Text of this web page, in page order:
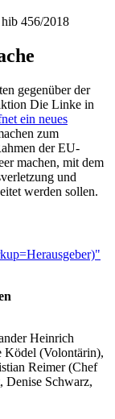
456/2018
gegenüber der
Die Linke in
ein neues
zum
der EU-
machen, mit dem
und
werden sollen.
Heinrich
Ködel (Volontärin),
Reimer (Chef
Denise Schwarz,